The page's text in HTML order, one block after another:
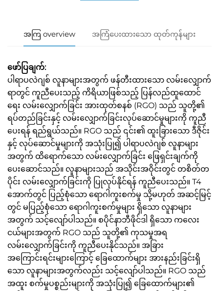
အကြ overview အကြံပေးထားသော ထုတ်ကုန်များ
ဖော်ပြချက်:
ပါရာပလဲဂျစ် လူနာများအတွက် ဖန်တီးထားသော လမ်းလျှောက်
ရာတွင် ကူညီပေးသည့် ကိရိယာဖြစ်သည့် ပြန်လည်ထူထောင်
ရေး လမ်းလျှောက်ခြင်း အားထုတ်စနစ် (RGO) သည် သူတို့၏
ရပ်တည်ခြင်းနှင့် လမ်းလျှောက်ခြင်းလုပ်ဆောင်မှုများကို ကူညီ
ပေးရန် ရည်ရွယ်သည်။ RGO သည် ၎င်း၏ ထူးခြားသော ဒီဇိုင်း
နှင့် လုပ်ဆောင်မှုများကို အသုံးပြု၍ ပါရာပလဲဂျစ် လူနာများ
အတွက် ထိရောက်သော လမ်းလျှောက်ခြင်း ဖြေရှင်းချက်ကို
ပေးဆောင်သည်။ လူနာများသည် အသိုင်းအဝိုင်းတွင် တစိတ်တ
ပိုင်း လမ်းလျှောက်ခြင်းကို ပြုလုပ်နိုင်ရန် ကူညီပေးသည်။ T4
အောက်တွင် ပြည့်စုံသော ရောဂါကူးစက်မှု သို့မဟုတ် အဆင့်မြင့်
တွင် မပြည့်စုံသော ရောဂါကူးစက်မှုများ ရှိသော လူနာများ
အတွက် သင့်လျော်ပါသည်။ စပိုင်နာဘီဖိုင်ဒါ ရှိသော ကလေး
ငယ်များအတွက် RGO သည် သူတို့၏ ကုသမှုအရ
လမ်းလျှောက်ခြင်းကို ကူညီပေးနိုင်သည်။ အခြား
အကြောင်းရင်းများကြောင့် ခြေထောက်များ အားနည်းခြင်းရှိ
သော လူနာများအတွက်လည်း သင့်လျော်ပါသည်။ RGO သည်
အထူး စက်မှုပစ္စည်းများကို အသုံးပြု၍ ခြေထောက်များ၏